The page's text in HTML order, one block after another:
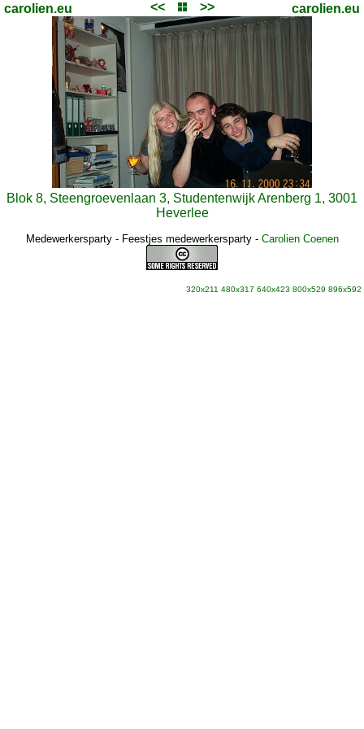
carolien.eu << >> carolien.eu
Blok 8, Steengroevenlaan 3, Studentenwijk Arenberg 1, 3001
Heverlee
Medewerkersparty - Feestjes medewerkersparty- Carolien Coenen
320x211 480x317 640x423 800x529 896x592